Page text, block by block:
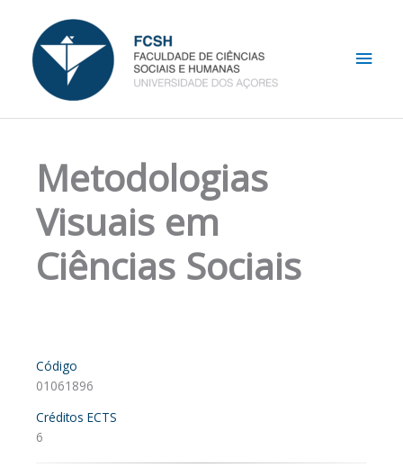
content
Metodologias
Visuais em
Ciências Sociais
Código
01061896
Créditos ECTS
6